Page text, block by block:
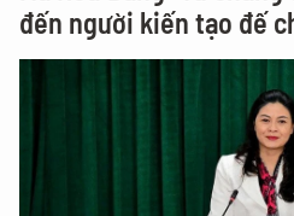
đến người kiến tạo đế